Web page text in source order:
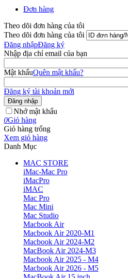
Đơn hàng
Theo dõi đơn hàng của tôi
Theo dõi đơn hàng của tôi
Đăng nhậpĐăng ký
Nhập địa chỉ email của bạn
Mật khẩuQuên mật khẩu?
Đăng ký tài khoản mới
Đăng nhập
Nhớ mật khẩu
0Giỏ hàng
Giỏ hàng trống
Xem giỏ hàng
Danh Mục
MAC STORE
iMac-Mac Pro
iMacPro
iMAC
Mac Pro
Mac Mini
Mac Studio
Macbook Air
Macbook Air 2020-M1
Macbook Air 2024-M2
MacBook Air 2024-M3
Macbook Air 2025 - M4
Macbook Air 2026 - M5